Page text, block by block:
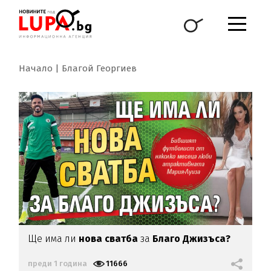
Начало Благой Георгиев
Ще има ли нова сватба за Благо Джизъса?
преди 1 година 11666